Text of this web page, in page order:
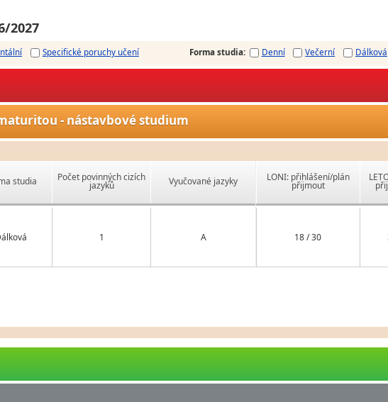
2027
Specifické poruchy učení Forma studia: Denní Večerní Dálková
- nástavbové studium
studia Počet povinných cizích
jazyků Vyučované jazyky
1 A
LONI: přihlášení/plán
přijmout
18 / 30